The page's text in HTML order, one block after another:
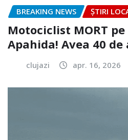
BREAKING NEWS ȘTIRI
Motociclist MORT
Apahida! Avea 40 de
clujazi apr. 16, 2026